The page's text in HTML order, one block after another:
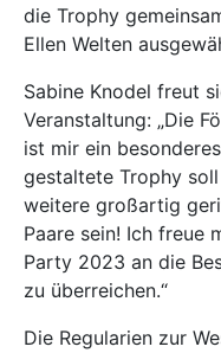
die Trophy
Ellen Welten
Sabine Knodel freut
Veranstaltung: „Die
ist mir ein
gestaltete Trophy
weitere großartig
Paare sein! Ich freue
Party 2023 an die
zu überreichen.“
Die Regularien zur